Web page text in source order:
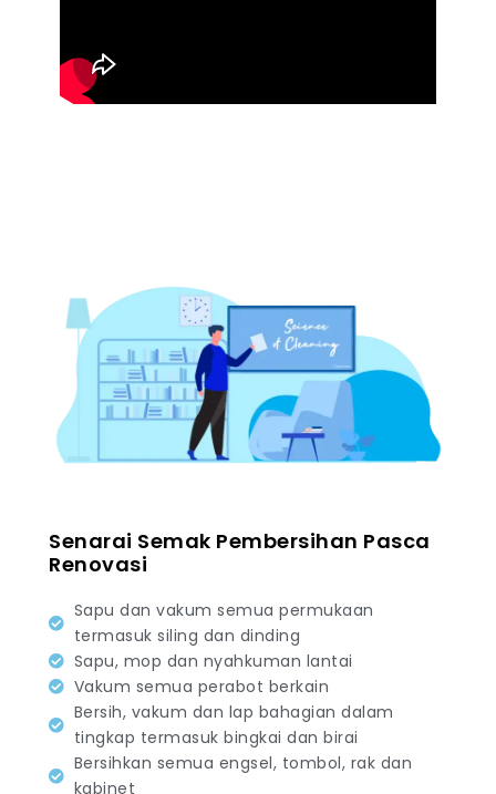
Senarai Semak Pembersihan Pasca
Renovasi
Sapu dan vakum semua permukaan
termasuk siling dan dinding
Sapu, mop dan nyahkuman lantai
Vakum semua perabot berkain
Bersih, vakum dan lap bahagian dalam
tingkap termasuk bingkai dan birai
Bersihkan semua engsel, tombol, rak dan
kabinet